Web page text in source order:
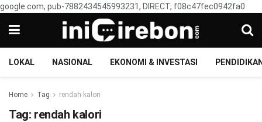
google.com, pub-7882434545993231, DIRECT, f08c47fec0942fa0
LOKAL NASIONAL EKONOMI & INVESTASI
Home Tag rendah kalori
Tag: rendah kalori